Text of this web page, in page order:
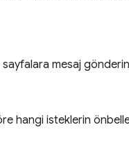
mesaj
hangi isteklerin